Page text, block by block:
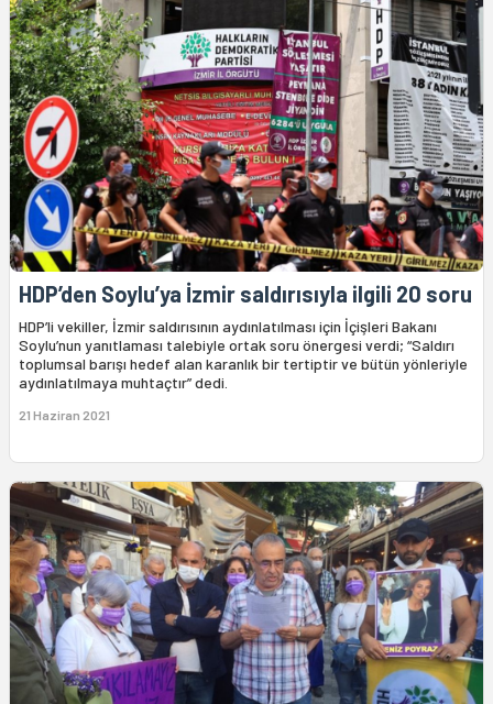
HDP’den Soylu’ya İzmir saldırısıyla ilgili 20 soru
HDP’li vekiller, İzmir saldırısının aydınlatılması için İçişleri Bakanı
Soylu’nun yanıtlaması talebiyle ortak soru önergesi verdi; “Saldırı
toplumsal barışı hedef alan karanlık bir tertiptir ve bütün yönleriyle
aydınlatılmaya muhtaçtır” dedi.
21 Haziran 2021